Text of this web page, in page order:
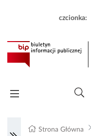
czcionka:
Strona Główna